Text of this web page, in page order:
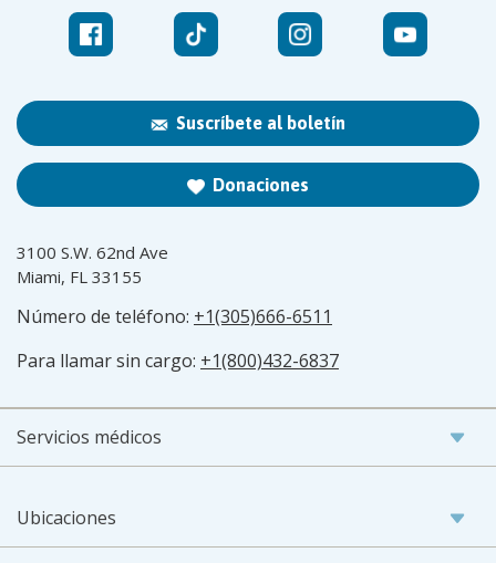
Suscríbete al boletín
Donaciones
3100 S.W. 62nd Ave
Miami, FL 33155
Número de teléfono: +1(305)666-6511
Para llamar sin cargo: +1(800)432-6837
Servicios médicos
Ubicaciones